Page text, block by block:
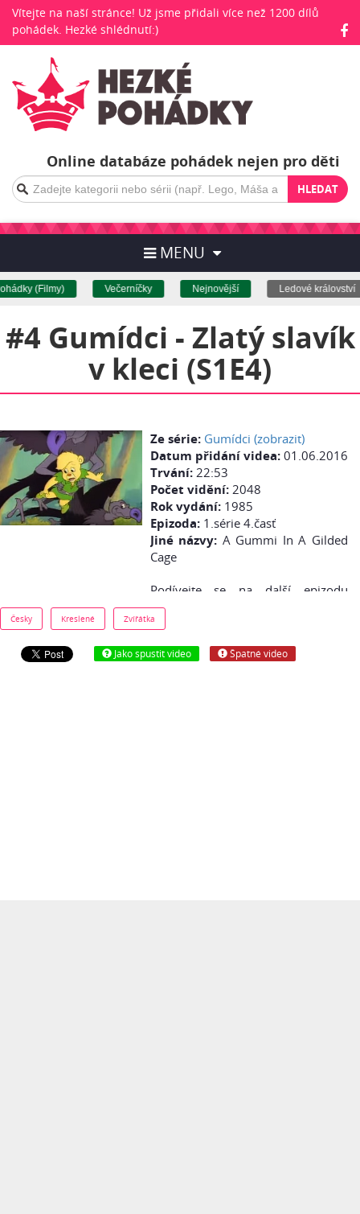
Vítejte na naší stránce! Už jsme přidali více než 1200 dílů
pohádek. Hezké shlédnutí:)
Online databáze pohádek nejen pro děti
HLEDAT
MENU
(Filmy) Večerníčky Nejnovější Ledové království
#4 Gumídci - Zlatý slavík
v kleci (S1E4)
Ze série: Gumídci (zobrazit)
Datum přidání videa: 01.06.2016
Trvání: 22:53
Počet vidění: 2048
Rok vydání: 1985
Epizoda: 1.série 4.časť
Jiné názvy: A Gummi In A Gilded
Cage
Podívejte se na další epizodu
pohádky Gumídci - Zlatý slavík v
kleci - zdarma online z youtube.
Česky Kreslené Zvířátka
Jako spustit video Špatné video